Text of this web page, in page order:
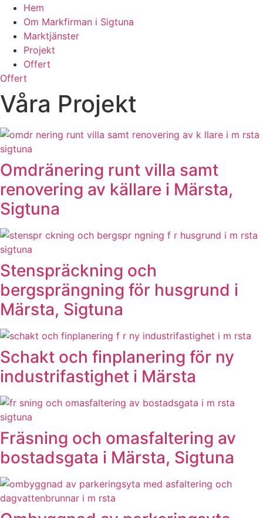
Hem
Om Markfirman i Sigtuna
Marktjänster
Projekt
Offert
Offert
Våra Projekt
Omdränering runt villa samt
renovering av källare i Märsta,
Sigtuna
Stenspräckning och
bergsprängning för husgrund i
Märsta, Sigtuna
Schakt och finplanering för ny
industrifastighet i Märsta
Fräsning och omasfaltering av
bostadsgata i Märsta, Sigtuna